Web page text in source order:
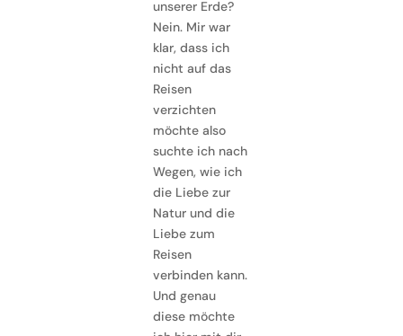
unserer Erde?
Nein. Mir war
klar, dass ich
nicht auf das
Reisen
verzichten
möchte also
suchte ich nach
Wegen, wie ich
die Liebe zur
Natur und die
Liebe zum
Reisen
verbinden kann.
Und genau
diese möchte